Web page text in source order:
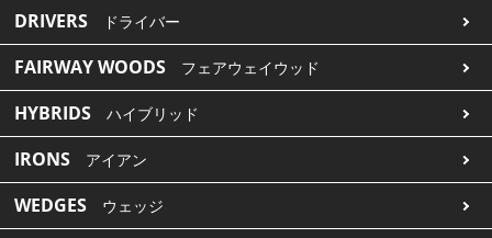
DRIVERS ドライバー
FAIRWAY WOODS フェアウェイウッド
HYBRIDS ハイブリッド
IRONS アイアン
WEDGES ウェッジ